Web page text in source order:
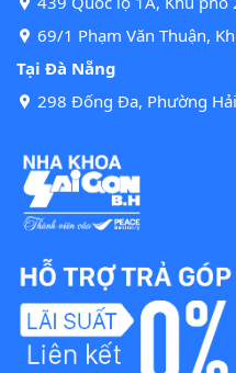
69/1 Phạm Văn Thuận,
Tại Đà Nẵng
298 Đống Đa, Phường